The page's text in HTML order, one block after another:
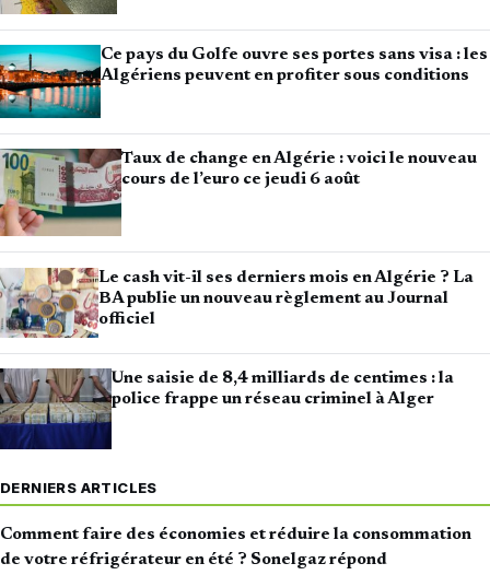
Ce pays du Golfe ouvre ses portes sans visa : les
Algériens peuvent en profiter sous conditions
Taux de change en Algérie : voici le nouveau
cours de l’euro ce jeudi 6 août
Le cash vit-il ses derniers mois en Algérie ? La
BA publie un nouveau règlement au Journal
officiel
Une saisie de 8,4 milliards de centimes : la
police frappe un réseau criminel à Alger
DERNIERS ARTICLES
Comment faire des économies et réduire la consommation
de votre réfrigérateur en été ? Sonelgaz répond